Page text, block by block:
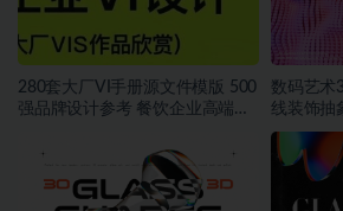
280套大厂VI手册源文件模版 500
强品牌设计参考 餐饮企业高端矢
数码艺术
线装饰抽
素材